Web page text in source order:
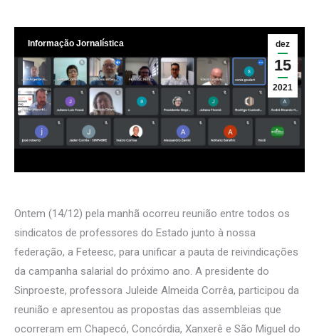
dez
15
2021
Informação Jornalística
Ontem (14/12) pela manhã ocorreu reunião entre todos os
sindicatos de professores do Estado junto à nossa
federação, a Feteesc, para unificar a pauta de reivindicações
da campanha salarial do próximo ano. A presidente do
Sinproeste, professora Juleide Almeida Corrêa, participou da
reunião e apresentou as propostas das assembleias que
ocorreram em Chapecó, Concórdia, Xanxerê e São Miguel do